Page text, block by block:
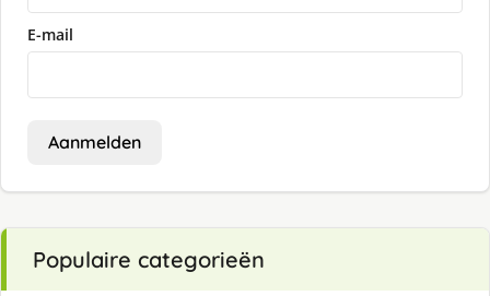
E-mail
Aanmelden
Populaire categorieën